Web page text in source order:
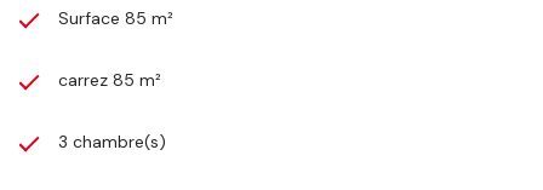
Surface 85 m²
carrez 85 m²
3 chambre(s)